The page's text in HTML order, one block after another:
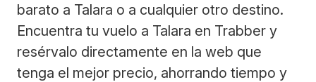
barato a Talara o a cualquier otro destino.
Encuentra tu vuelo a Talara en Trabber y
resérvalo directamente en la web que
tenga el mejor precio, ahorrando tiempo y